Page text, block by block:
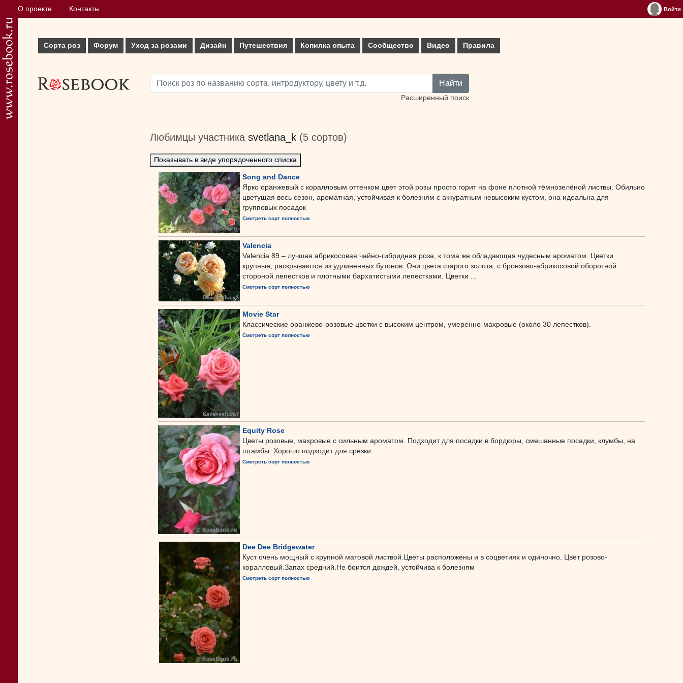
О проекте Контакты Войти
Сорта роз Форум Уход за розами Дизайн Путешествия Копилка опыта Сообщество Видео Правила
Найти
Расширенный поиск
Любимцы участника svetlana_k (5 сортов)
Показывать в виде упорядоченного списка
Song and Dance
Ярко оранжевый с коралловым оттенком цвет этой розы просто горит на фоне плотной тёмнозелёной листвы. Обильно
цветущая весь сезон, ароматная, устойчивая к болезням с аккуратным невысоким кустом, она идеальна для
групповых посадок
Смотреть сорт полностью
Valencia
Valencia 89 – лучшая абрикосовая чайно-гибридная роза, к тома же обладающая чудесным ароматом. Цветки
крупные, раскрываются из удлиненных бутонов. Они цвета старого золота, с бронзово-абрикосовой оборотной
стороной лепестков и плотными бархатистыми лепестками. Цветки ...
Смотреть сорт полностью
Movie Star
Классические оранжево-розовые цветки с высоким центром, умеренно-махровые (около 30 лепестков).
Смотреть сорт полностью
Equity Rose
Цветы розовые, махровые с сильным ароматом. Подходит для посадки в бордюры, смешанные посадки, клумбы, на
штамбы. Хорошо подходит для срезки.
Смотреть сорт полностью
Dee Dee Bridgewater
Куст очень мощный с крупной матовой листвой.Цветы расположены и в соцветиях и одиночно. Цвет розово-
коралловый.Запах средний.Не боится дождей, устойчива к болезням
Смотреть сорт полностью